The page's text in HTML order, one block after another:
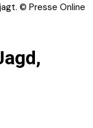
© Presse Online